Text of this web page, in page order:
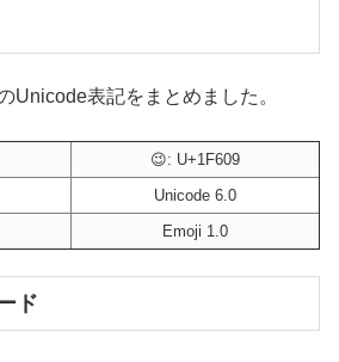
Unicode表記をまとめました。
😉: U+1F609
Unicode 6.0
Emoji 1.0
ド